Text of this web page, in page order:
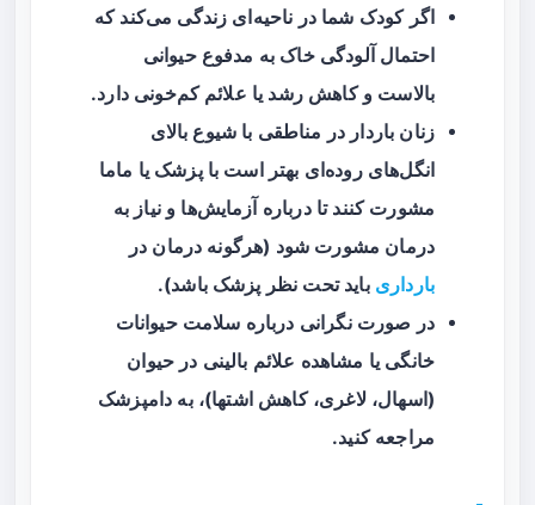
اگر کودک شما در ناحیه‌ای زندگی می‌کند که
احتمال آلودگی خاک به مدفوع حیوانی
بالاست و کاهش رشد یا علائم کم‌خونی دارد.
زنان باردار در مناطقی با شیوع بالای
انگل‌های روده‌ای بهتر است با پزشک یا ماما
مشورت کنند تا درباره آزمایش‌ها و نیاز به
درمان مشورت شود (هرگونه درمان در
بارداری باید تحت نظر پزشک باشد).
در صورت نگرانی درباره سلامت حیوانات
خانگی یا مشاهده علائم بالینی در حیوان
(اسهال، لاغری، کاهش اشتها)، به دامپزشک
مراجعه کنید.